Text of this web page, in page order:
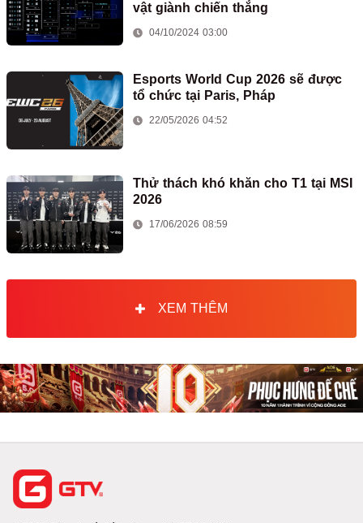
vật giành chiến thắng
04/10/2024 03:00
Esports World Cup 2026 sẽ được
tổ chức tại Paris, Pháp
22/05/2026 04:52
Thử thách khó khăn cho T1 tại MSI
2026
17/06/2026 08:59
XEM THÊM